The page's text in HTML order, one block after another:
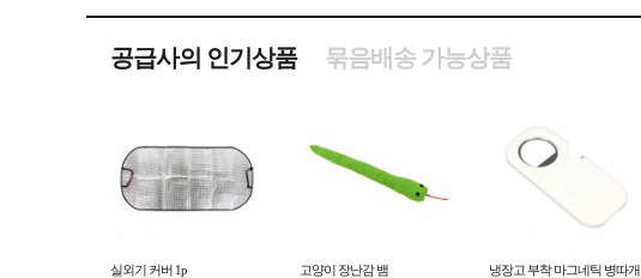
공급사의 인기상품 묶음배송 가능상품
실외기 커버 1p 고양이 장난감 뱀 냉장고 부착 마그네틱 병따개